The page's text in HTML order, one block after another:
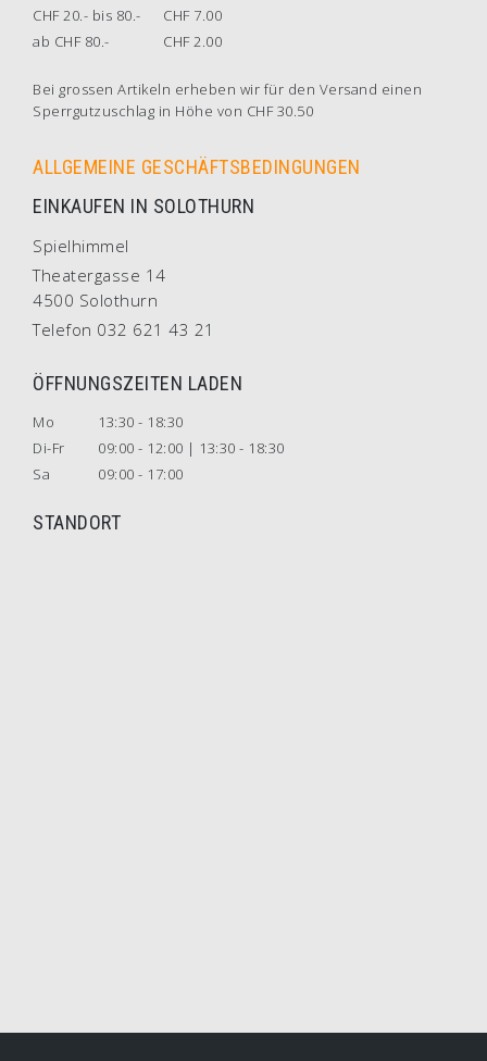
CHF 20.- bis 80.-
CHF 7.00
ab CHF 80.-
CHF 2.00
Bei grossen Artikeln erheben wir für den Versand einen
Sperrgutzuschlag in Höhe von CHF 30.50
ALLGEMEINE GESCHÄFTSBEDINGUNGEN
EINKAUFEN IN SOLOTHURN
Spielhimmel
Theatergasse 14
4500 Solothurn
Telefon 032 621 43 21
ÖFFNUNGSZEITEN LADEN
Mo
13:30 - 18:30
Di-Fr
09:00 - 12:00 | 13:30 - 18:30
Sa
09:00 - 17:00
STANDORT